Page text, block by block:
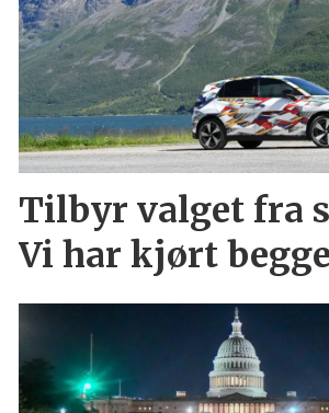
Tilbyr valget fra
Vi har kjørt